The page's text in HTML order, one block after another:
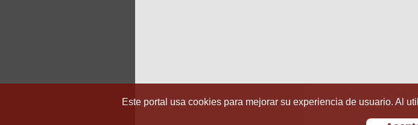
Este portal usa cookies para mejorar su experiencia de usuario. Al